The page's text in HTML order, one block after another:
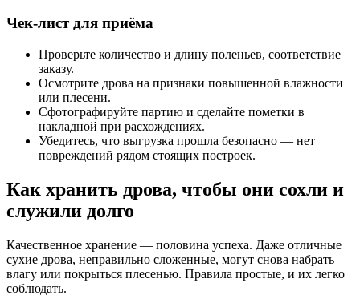
Чек-лист для приёма
Проверьте количество и длину поленьев, соответствие
заказу.
Осмотрите дрова на признаки повышенной влажности
или плесени.
Сфотографируйте партию и сделайте пометки в
накладной при расхождениях.
Убедитесь, что выгрузка прошла безопасно — нет
повреждений рядом стоящих построек.
Как хранить дрова, чтобы они сохли и
служили долго
Качественное хранение — половина успеха. Даже отличные
сухие дрова, неправильно сложенные, могут снова набрать
влагу или покрыться плесенью. Правила простые, и их легко
соблюдать.